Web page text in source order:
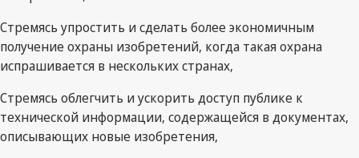
Стремясь упростить и сделать более экономичным
получение охраны изобретений, когда такая охрана
испрашивается в нескольких странах,
Стремясь облегчить и ускорить доступ публике к
технической информации, содержащейся в документах,
описывающих новые изобретения,